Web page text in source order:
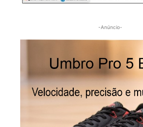
-Anúncio-